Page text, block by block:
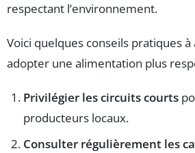
respectant l’environnement.
Voici quelques conseils pratiques
adopter une alimentation plus
Privilégier les circuits courts
producteurs locaux.
Consulter régulièrement les